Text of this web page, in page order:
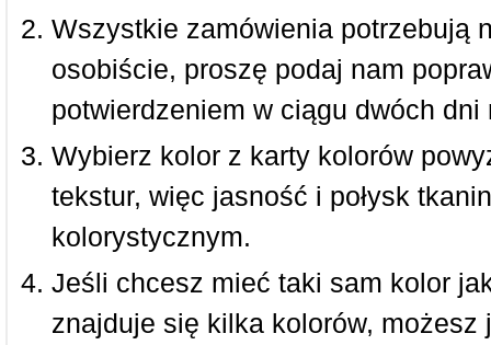
Wszystkie zamówienia potrzebują
osobiście, proszę podaj nam
potwierdzeniem w ciągu dwóch dni
Wybierz kolor z karty kolorów
tekstur, więc jasność i połysk
kolorystycznym.
Jeśli chcesz mieć taki sam kolor
znajduje się kilka kolorów,